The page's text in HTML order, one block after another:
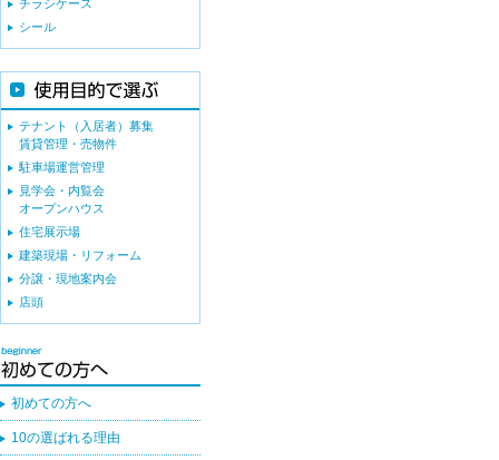
チラシケース
シール
テナント（入居者）募集
賃貸管理・売物件
駐車場運営管理
見学会・内覧会
オープンハウス
住宅展示場
建築現場・リフォーム
分譲・現地案内会
店頭
初めての方へ
10の選ばれる理由